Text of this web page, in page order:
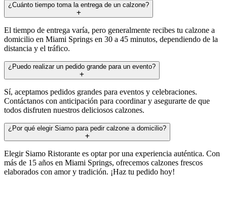
¿Cuánto tiempo toma la entrega de un calzone?
El tiempo de entrega varía, pero generalmente recibes tu calzone a
domicilio en Miami Springs en 30 a 45 minutos, dependiendo de la
distancia y el tráfico.
¿Puedo realizar un pedido grande para un evento?
Sí, aceptamos pedidos grandes para eventos y celebraciones.
Contáctanos con anticipación para coordinar y asegurarte de que
todos disfruten nuestros deliciosos calzones.
¿Por qué elegir Siamo para pedir calzone a domicilio?
Elegir Siamo Ristorante es optar por una experiencia auténtica. Con
más de 15 años en Miami Springs, ofrecemos calzones frescos
elaborados con amor y tradición. ¡Haz tu pedido hoy!